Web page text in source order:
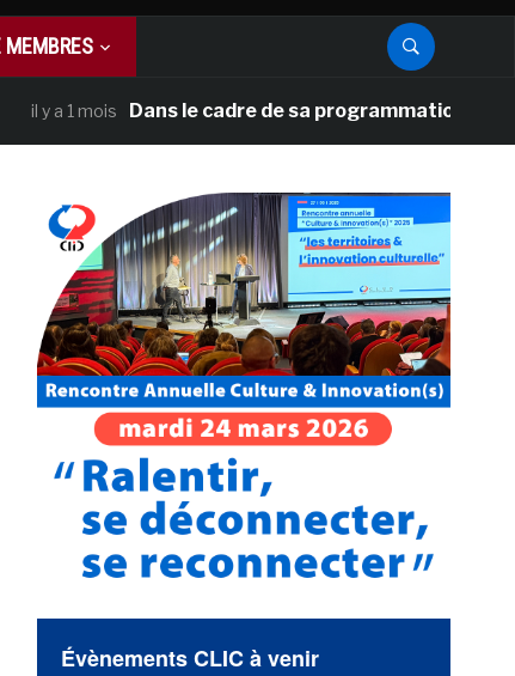
MEMBRES
a 1 mois Dans le cadre de sa programmation
Évènements CLIC à venir